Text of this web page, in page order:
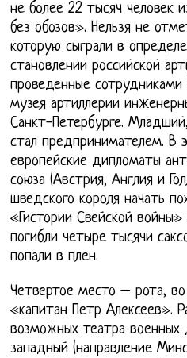
не более 22 тысяч человек
без обозов». Нельзя не
которую сыграли в
становлении российской
проведенные сотрудниками
музея артиллерии
Санкт-Петербурге.
стал предпринимателем. В
европейские дипломаты
союза (Австрия, Англия и
шведского короля начать
«Гистории Свейской
погибли четыре тысячи
попали в плен.
Четвертое место – рота, во
«капитан Петр Алексеев».
возможных театра
западный (направление